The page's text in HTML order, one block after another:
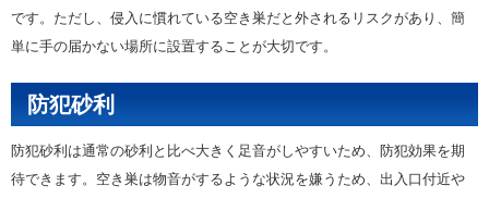
です。ただし、侵入に慣れている空き巣だと外されるリスクがあり、簡
単に手の届かない場所に設置することが大切です。
防犯砂利
防犯砂利は通常の砂利と比べ大きく足音がしやすいため、防犯効果を期
待できます。空き巣は物音がするような状況を嫌うため、出入口付近や